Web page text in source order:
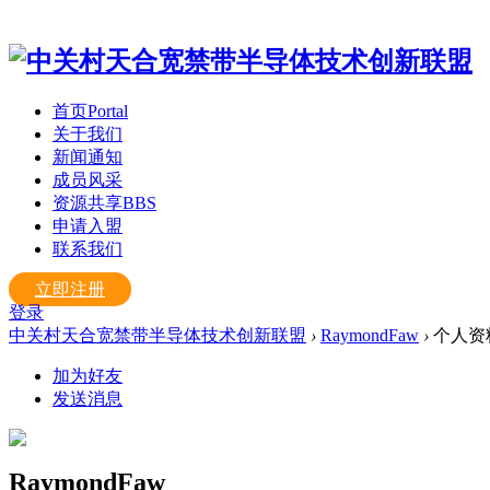
首页Portal
关于我们
新闻通知
成员风采
资源共享BBS
申请入盟
联系我们
立即注册
登录
中关村天合宽禁带半导体技术创新联盟 › RaymondFaw › 个人资
加为好友
发送消息
RaymondFaw